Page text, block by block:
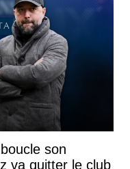
son
va quitter le club